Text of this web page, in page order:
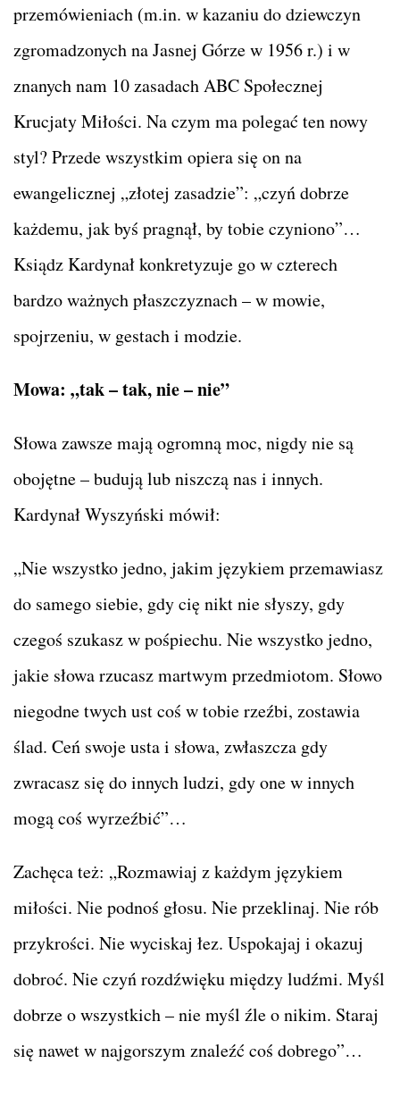
przemówieniach (m.in. w kazaniu do dziewczyn
zgromadzonych na Jasnej Górze w 1956 r.) i w
znanych nam 10 zasadach ABC Społecznej
Krucjaty Miłości. Na czym ma polegać ten nowy
styl? Przede wszystkim opiera się on na
ewangelicznej „złotej zasadzie”: „czyń dobrze
każdemu, jak byś pragnął, by tobie czyniono”…
Ksiądz Kardynał konkretyzuje go w czterech
bardzo ważnych płaszczyznach – w mowie,
spojrzeniu, w gestach i modzie.
Mowa: „tak – tak, nie – nie”
Słowa zawsze mają ogromną moc, nigdy nie są
obojętne – budują lub niszczą nas i innych.
Kardynał Wyszyński mówił:
„Nie wszystko jedno, jakim językiem przemawiasz
do samego siebie, gdy cię nikt nie słyszy, gdy
czegoś szukasz w pośpiechu. Nie wszystko jedno,
jakie słowa rzucasz martwym przedmiotom. Słowo
niegodne twych ust coś w tobie rzeźbi, zostawia
ślad. Ceń swoje usta i słowa, zwłaszcza gdy
zwracasz się do innych ludzi, gdy one w innych
mogą coś wyrzeźbić”…
Zachęca też: „Rozmawiaj z każdym językiem
miłości. Nie podnoś głosu. Nie przeklinaj. Nie rób
przykrości. Nie wyciskaj łez. Uspokajaj i okazuj
dobroć. Nie czyń rozdźwięku między ludźmi. Myśl
dobrze o wszystkich – nie myśl źle o nikim. Staraj
się nawet w najgorszym znaleźć coś dobrego”…